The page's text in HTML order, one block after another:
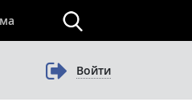
Войти